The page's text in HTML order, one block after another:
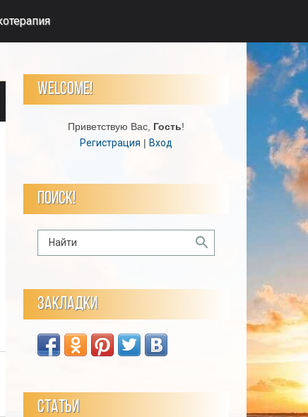
WELCOME!
Приветствую Вас, Гость!
Регистрация | Вход
ПОИСК!
ЗАКЛАДКИ
СТАТЬИ